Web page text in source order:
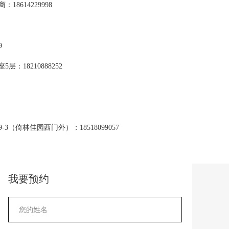
：18614229998
5层：18210888252
（倚林佳园西门外）：18518099057
我要预约